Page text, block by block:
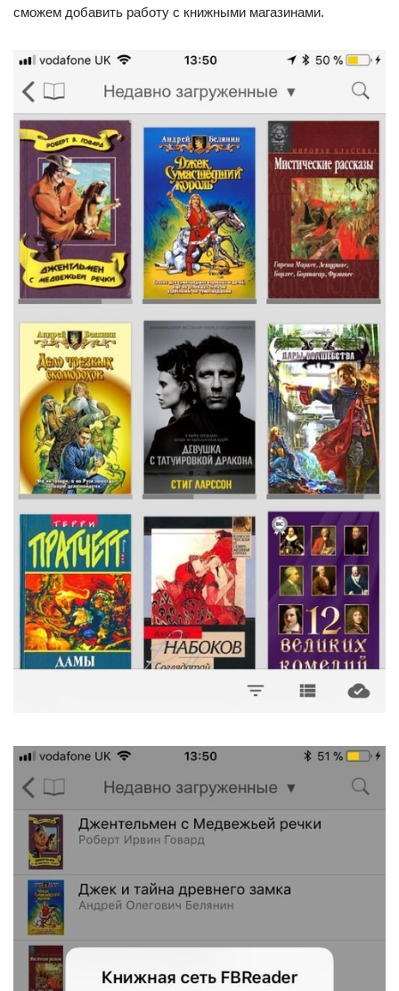
сможем добавить работу с книжными магазинами.